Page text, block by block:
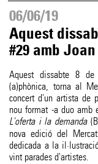
06/06/19
Aquest
#29 amb
Aquest dissabte 8
(a)phònica, torna al
concert d'un artista de
nou format -a duo amb
L'oferta i la demanda
nova edició del
dedicada a la
vint parades d'artistes.